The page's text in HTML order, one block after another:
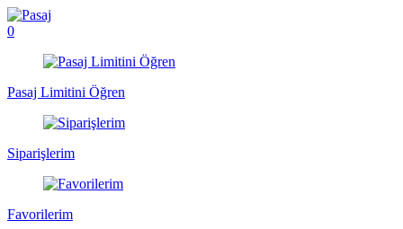
0
Pasaj Limitini Öğren
Siparişlerim
Favorilerim